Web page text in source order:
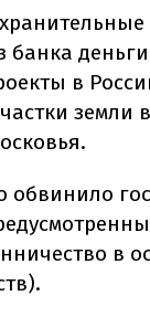
в
земли
обвинило
в